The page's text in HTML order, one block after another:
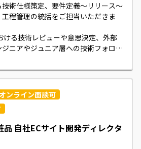
術仕様策定、要件定義～リリース～
程管理の統括をご担当いただきま
る技術レビューや意思決定、外部
ニアやジュニア層への技術フォロー
リテラシー向上施策にも携わってい
ンライン面談可
自社ECサイト開発ディレクタ